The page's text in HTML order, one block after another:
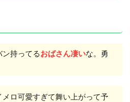
持ってるおばさん凄いな。勇
メロ可愛すぎて舞い上がって予